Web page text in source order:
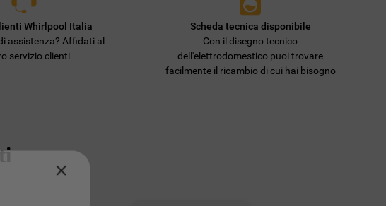
Whirlpool Italia
assistenza? Affidati al
servizio clienti
Scheda tecnica disponibile
Con il disegno tecnico
dell'elettrodomestico puoi trovare
facilmente il ricambio di cui hai bisogno